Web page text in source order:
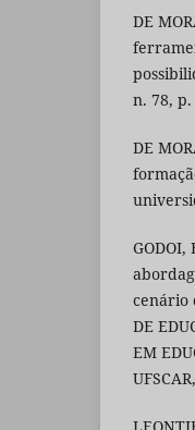
DE
n. 78, p.
DE
cenário
DE
EM